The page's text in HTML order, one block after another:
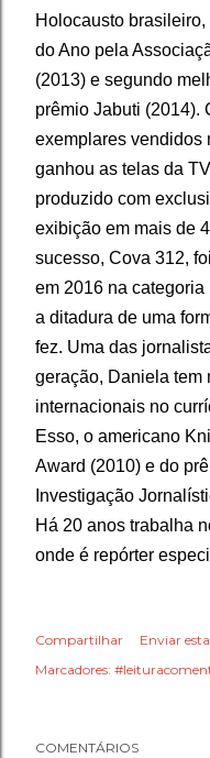
Holocausto
do Ano pela
(2013) e segundo
prêmio Jabuti (2014).
exemplares vendidos
ganhou as telas da
produzido com
exibição em mais de
sucesso, Cova 312,
em 2016 na categoria
a ditadura de uma
fez. Uma das
geração, Daniela tem
internacionais no
Esso, o americano
Award (2010) e do
Investigação
Há 20 anos trabalha
onde é repórter
Compartilhar
Enviar
Marcadores:
COMENTÁRIOS